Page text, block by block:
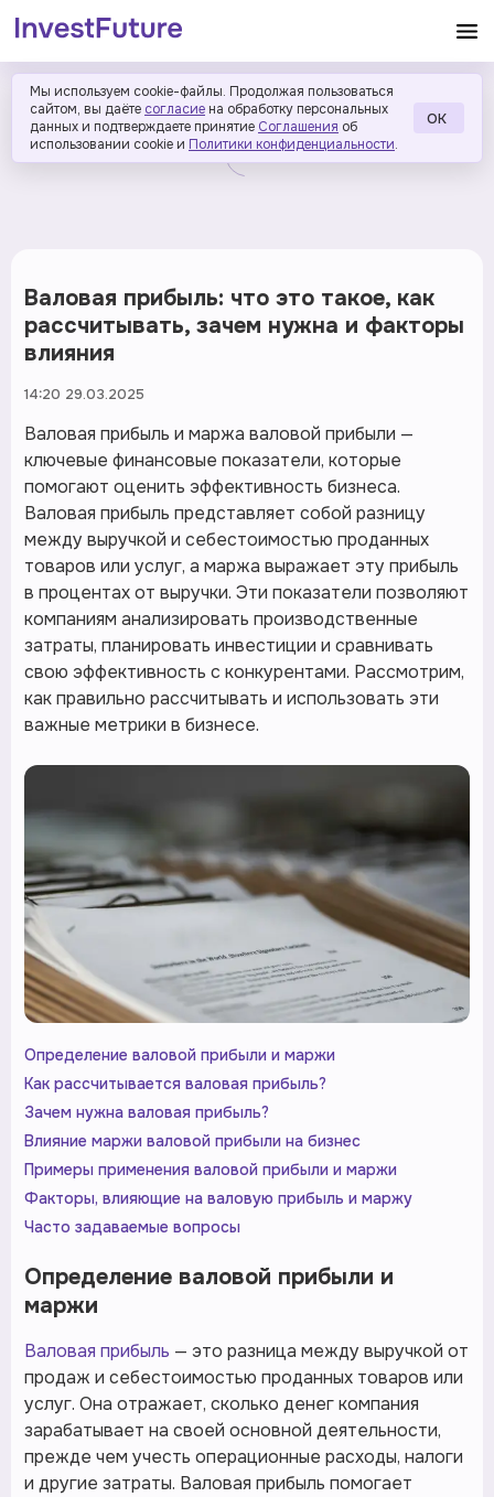
Мы используем cookie-файлы. Продолжая пользоваться
сайтом, вы даёте согласие на обработку персональных
данных и подтверждаете принятие Соглашения об
использовании cookie и Политики конфиденциальности.
ОК
Валовая прибыль: что это такое, как
рассчитывать, зачем нужна и факторы
влияния
14:20 29.03.2025
Валовая прибыль и маржа валовой прибыли —
ключевые финансовые показатели, которые
помогают оценить эффективность бизнеса.
Валовая прибыль представляет собой разницу
между выручкой и себестоимостью проданных
товаров или услуг, а маржа выражает эту прибыль
в процентах от выручки. Эти показатели позволяют
компаниям анализировать производственные
затраты, планировать инвестиции и сравнивать
свою эффективность с конкурентами. Рассмотрим,
как правильно рассчитывать и использовать эти
важные метрики в бизнесе.
Определение валовой прибыли и маржи
Как рассчитывается валовая прибыль?
Зачем нужна валовая прибыль?
Влияние маржи валовой прибыли на бизнес
Примеры применения валовой прибыли и маржи
Факторы, влияющие на валовую прибыль и маржу
Часто задаваемые вопросы
Определение валовой прибыли и
маржи
Валовая прибыль — это разница между выручкой от
продаж и себестоимостью проданных товаров или
услуг. Она отражает, сколько денег компания
зарабатывает на своей основной деятельности,
прежде чем учесть операционные расходы, налоги
и другие затраты. Валовая прибыль помогает